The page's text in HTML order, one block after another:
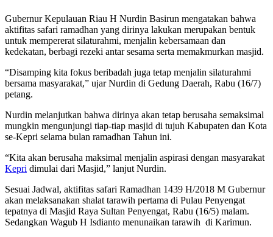
Gubernur Kepulauan Riau H Nurdin Basirun mengatakan bahwa
aktifitas safari ramadhan yang dirinya lakukan merupakan bentuk
untuk mempererat silaturahmi, menjalin kebersamaan dan
kedekatan, berbagi rezeki antar sesama serta memakmurkan masjid.
“Disamping kita fokus beribadah juga tetap menjalin silaturahmi
bersama masyarakat,” ujar Nurdin di Gedung Daerah, Rabu (16/7)
petang.
Nurdin melanjutkan bahwa dirinya akan tetap berusaha semaksimal
mungkin mengunjungi tiap-tiap masjid di tujuh Kabupaten dan Kota
se-Kepri selama bulan ramadhan Tahun ini.
“Kita akan berusaha maksimal menjalin aspirasi dengan masyarakat
Kepri dimulai dari Masjid,” lanjut Nurdin.
Sesuai Jadwal, aktifitas safari Ramadhan 1439 H/2018 M Gubernur
akan melaksanakan shalat tarawih pertama di Pulau Penyengat
tepatnya di Masjid Raya Sultan Penyengat, Rabu (16/5) malam.
Sedangkan Wagub H Isdianto menunaikan tarawih di Karimun.